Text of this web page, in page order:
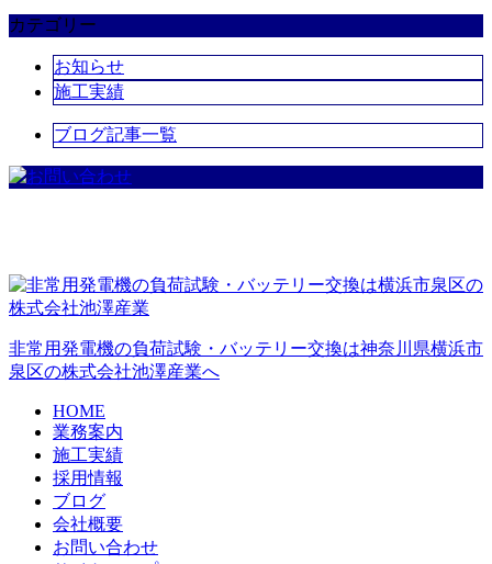
カテゴリー
お知らせ
施工実績
ブログ記事一覧
非常用発電機の負荷試験・バッテリー交換は神奈川県横浜市
泉区の株式会社池澤産業へ
HOME
業務案内
施工実績
採用情報
ブログ
会社概要
お問い合わせ